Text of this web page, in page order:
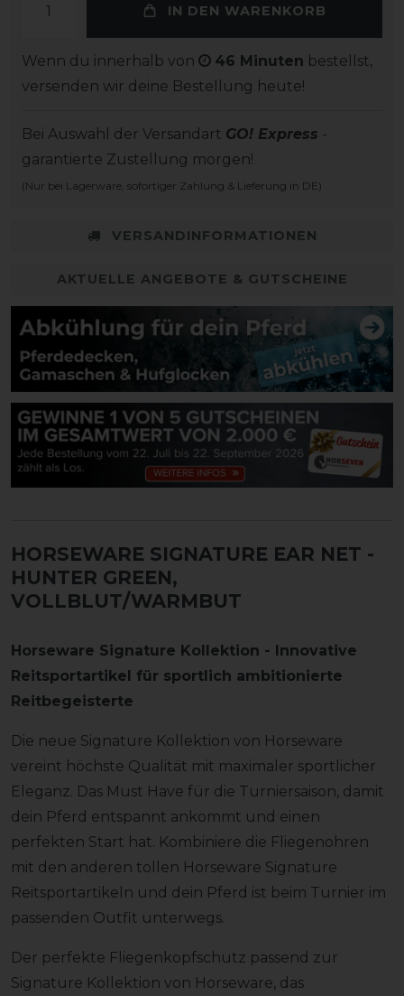
IN DEN WARENKORB
Wenn du innerhalb von 46 Minuten bestellst,
versenden wir deine Bestellung heute!
Bei Auswahl der Versandart GO! Express -
garantierte Zustellung morgen!
(Nur bei Lagerware, sofortiger Zahlung & Lieferung in DE)
VERSANDINFORMATIONEN
AKTUELLE ANGEBOTE & GUTSCHEINE
HORSEWARE SIGNATURE EAR NET -
HUNTER GREEN,
VOLLBLUT/WARMBUT
Horseware Signature Kollektion - Innovative
Reitsportartikel für sportlich ambitionierte
Reitbegeisterte
Die neue Signature Kollektion von Horseware
vereint höchste Qualität mit maximaler sportlicher
Eleganz. Das Must Have für die Turniersaison, damit
dein Pferd entspannt ankommt und einen
perfekten Start hat. Kombiniere die Fliegenohren
mit den anderen tollen Horseware Signature
Reitsportartikeln und dein Pferd ist beim Turnier im
passenden Outfit unterwegs.
Der perfekte Fliegenkopfschutz passend zur
Signature Kollektion von Horseware, das